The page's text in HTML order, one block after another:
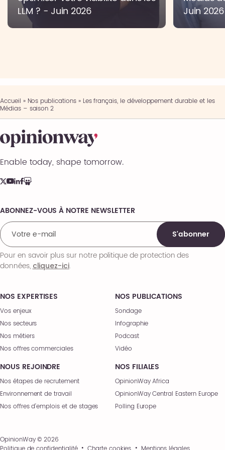
LLM ? - Juin 2026
Juin 2026
Accueil » Nos publications» Les français, le développement durable et les
Médias – saison 2
Enable today, shape tomorrow.
NOS EXPERTISES
Vos enjeux
Nos secteurs
Nos métiers
Nos offres commerciales
NOS PUBLICATIONS
Sondage
Infographie
Podcast
Vidéo
NOUS REJOINDRE
Nos étapes de recrutement
Environnement de travail
Nos offres d’emplois et de stages
NOS FILIALES
OpinionWay Africa
OpinionWay Central Eastern Europe
Polling Europe
Comments
ABONNEZ-VOUS À NOTRE NEWSLETTER
S'abonner
Pour en savoir plus sur notre politique de protection des
données,cliquez-ici.
OpinionWay © 2026